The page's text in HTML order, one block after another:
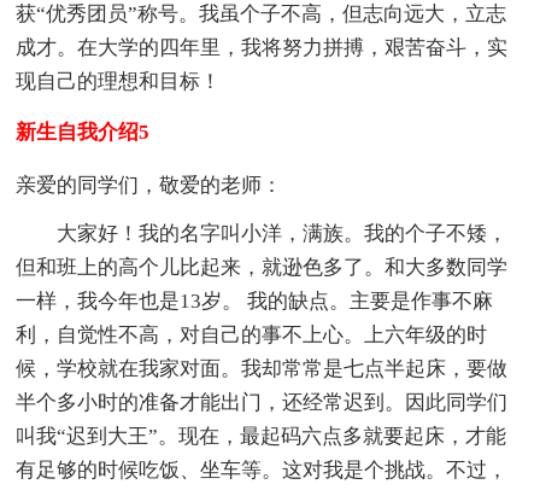
获“优秀团员”称号。我虽个子不高，但志向远大，立志
成才。在大学的四年里，我将努力拼搏，艰苦奋斗，实
现自己的理想和目标！
新生自我介绍5
亲爱的同学们，敬爱的老师：
大家好！我的名字叫小洋，满族。我的个子不矮，
但和班上的高个儿比起来，就逊色多了。和大多数同学
一样，我今年也是13岁。 我的缺点。主要是作事不麻
利，自觉性不高，对自己的事不上心。上六年级的时
候，学校就在我家对面。我却常常是七点半起床，要做
半个多小时的准备才能出门，还经常迟到。因此同学们
叫我“迟到大王”。现在，最起码六点多就要起床，才能
有足够的时候吃饭、坐车等。这对我是个挑战。不过，